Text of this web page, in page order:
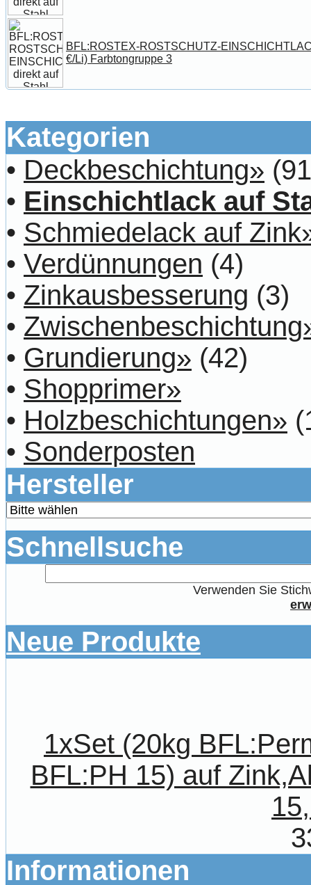
BFL:ROSTEX-ROSTSCHUTZ-
€/Li) Farbtongruppe 3
Kategorien
• Deckbeschichtung»
• Einschichtlack auf
• Schmiedelack auf
• Verdünnungen (4)
• Zinkausbesserung (3)
•
• Grundierung» (42)
• Shopprimer»
• Holzbeschichtungen»
• Sonderposten
Hersteller
Schnellsuche
Verwenden Sie
Neue Produkte
1xSet (20kg
BFL:PH 15) auf
Informationen